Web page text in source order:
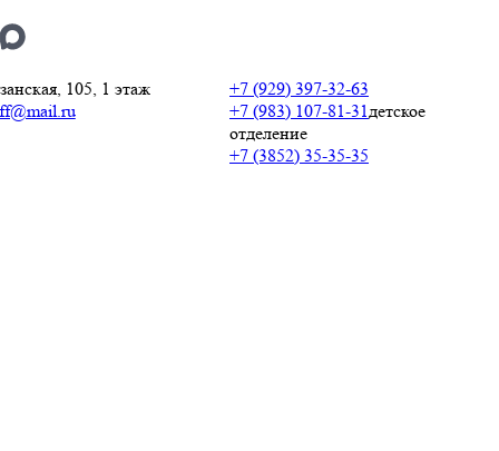
105,​ 1 этаж
+7 (929) 397-32-63
+7 (983) 107-81-31детское
отделение
+7 (3852) 35-35-35